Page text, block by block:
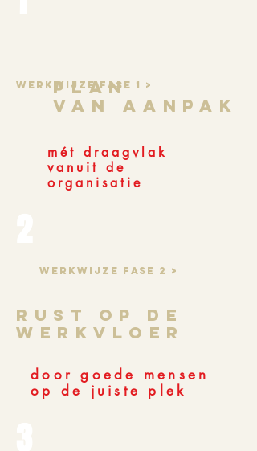
Werkwijze fase 1 >
PLAN
VAN AANPAK
mét draagvlak
vanuit de
organisatie
Werkwijze fase 2 >
RUST OP DE
WERKVLOER
door goede mensen
op de juiste plek